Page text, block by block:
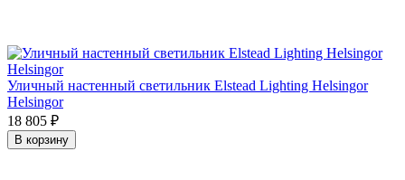
Уличный настенный светильник Elstead Lighting Helsingor
Helsingor
18 805 ₽
В корзину